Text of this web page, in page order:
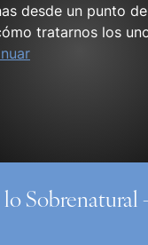
desde un punto
tratarnos los
Sobrenatural